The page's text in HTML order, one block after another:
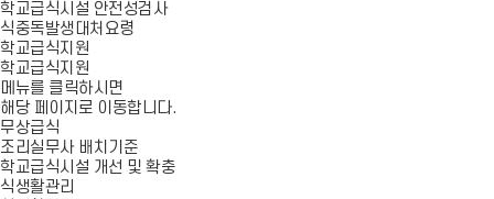
학교급식시설 안전성검사
식중독발생대처요령
학교급식지원
학교급식지원
메뉴를 클릭하시면
해당 페이지로 이동합니다.
무상급식
조리실무사 배치기준
학교급식시설 개선 및 확충
식생활관리